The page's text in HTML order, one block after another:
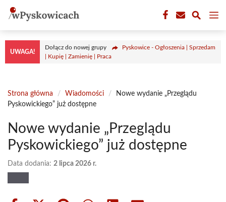
Przejdź
treści
UWAGA!
Dołącz do nowej grupy
Pyskowice - Ogłoszenia | Sprzedam
| Kupię | Zamienię | Praca
Strona główna / Wiadomości /
Nowe wydanie „Przeglądu
Pyskowickiego” już dostępne
Nowe wydanie „Przeglądu
Pyskowickiego” już dostępne
Data dodania: 2 lipca 2026 r.